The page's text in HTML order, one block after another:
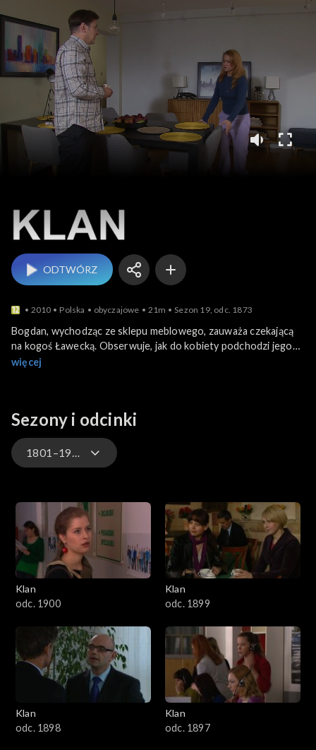
Klan
ODTWÓRZ
2010 Polska obyczajowe 21m Sezon 19, odc. 1873
Bogdan, wychodząc ze sklepu meblowego, zauważa czekającą
na kogoś Ławecką. Obserwuje, jak do kobiety podchodzi jego
dawny współpracownik i razem wchodzą do kawiarni. Jakie
więcej
Sezony i odcinki
1801–1900
4601–4700
4501–4600
4401–4500
4301–4400
4201–4300
Klan
odc. 1900
Klan
odc. 1899
Klan
odc. 1898
Klan
odc. 1897